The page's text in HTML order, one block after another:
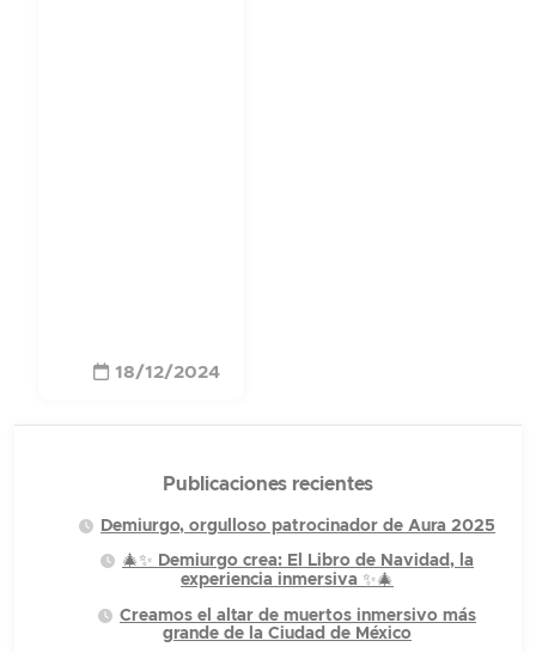
18/12/2024
Publicaciones recientes
Demiurgo, orgulloso patrocinador de Aura 2025
🎄✨ Demiurgo crea: El Libro de Navidad, la
experiencia inmersiva ✨🎄
Creamos el altar de muertos inmersivo más
grande de la Ciudad de México